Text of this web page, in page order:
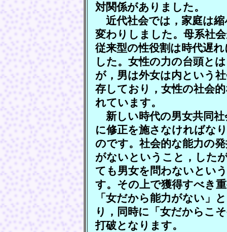
対関係がありました。
近代社会では，家庭は
変わりしました。母系社
従来型の性役割は時代遅
した。女性の力の台頭と
が，男は外女は内という
存しており，女性の社会
れています。
新しい時代の男女共同
に修正を施さなければな
のです。社会的な能力の
がないということ，した
ても男女を問わないとい
す。その上で獲得すべき
「女だから能力がない」
り，同時に「女だからこ
打破となります。